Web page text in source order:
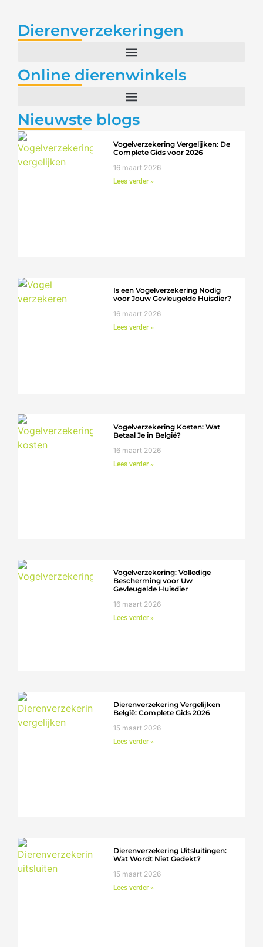
Dierenverzekeringen
Online dierenwinkels
Nieuwste blogs
Vogelverzekering Vergelijken: De
Complete Gids voor 2026
16 maart 2026
Lees verder »
Is een Vogelverzekering Nodig
voor Jouw Gevleugelde Huisdier?
16 maart 2026
Lees verder »
Vogelverzekering Kosten: Wat
Betaal Je in België?
16 maart 2026
Lees verder »
Vogelverzekering: Volledige
Bescherming voor Uw
Gevleugelde Huisdier
16 maart 2026
Lees verder »
Dierenverzekering Vergelijken
België: Complete Gids 2026
15 maart 2026
Lees verder »
Dierenverzekering Uitsluitingen:
Wat Wordt Niet Gedekt?
15 maart 2026
Lees verder »